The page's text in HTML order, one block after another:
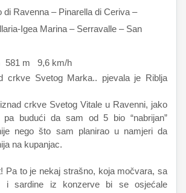
di Ravenna – Pinarella di Ceriva –
Igea Marina – Serravalle – San
581 m 9,6 km/h
crkve Svetog Marka.. pjevala je Riblja
crkve Svetog Vitale u Ravenni, jako
budući da sam od 5 bio “nabrijan”
nego što sam planirao u namjeri da
na kupanjac.
Pa to je nekaj strašno, koja močvara, sa
i sardine iz konzerve bi se osjećale